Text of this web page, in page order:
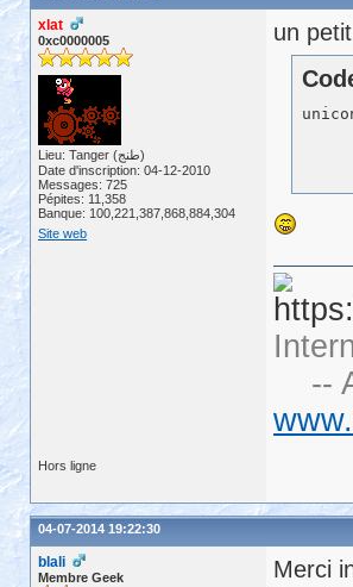
xlat
0xc0000005
Lieu: Tanger (طنج)
Date d'inscription: 04-12-2010
Messages: 725
Pépites: 11,358
Banque: 100,221,387,868,884,304
Site web
un
--
Hors ligne
04-07-2014 19:22:30
blali
Membre Geek
Merci